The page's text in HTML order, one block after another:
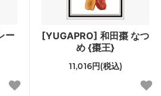
ー
[YUGAPRO] 和田棗 なつ
め {棗王}
11,016円(税込)